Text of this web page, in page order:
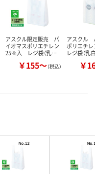
アスクル限定販売 バ
イオマスポリエチレン
25％入 レジ袋（乳…
￥155～（税込）
アスクル
ポリエチ
レジ袋（乳
￥